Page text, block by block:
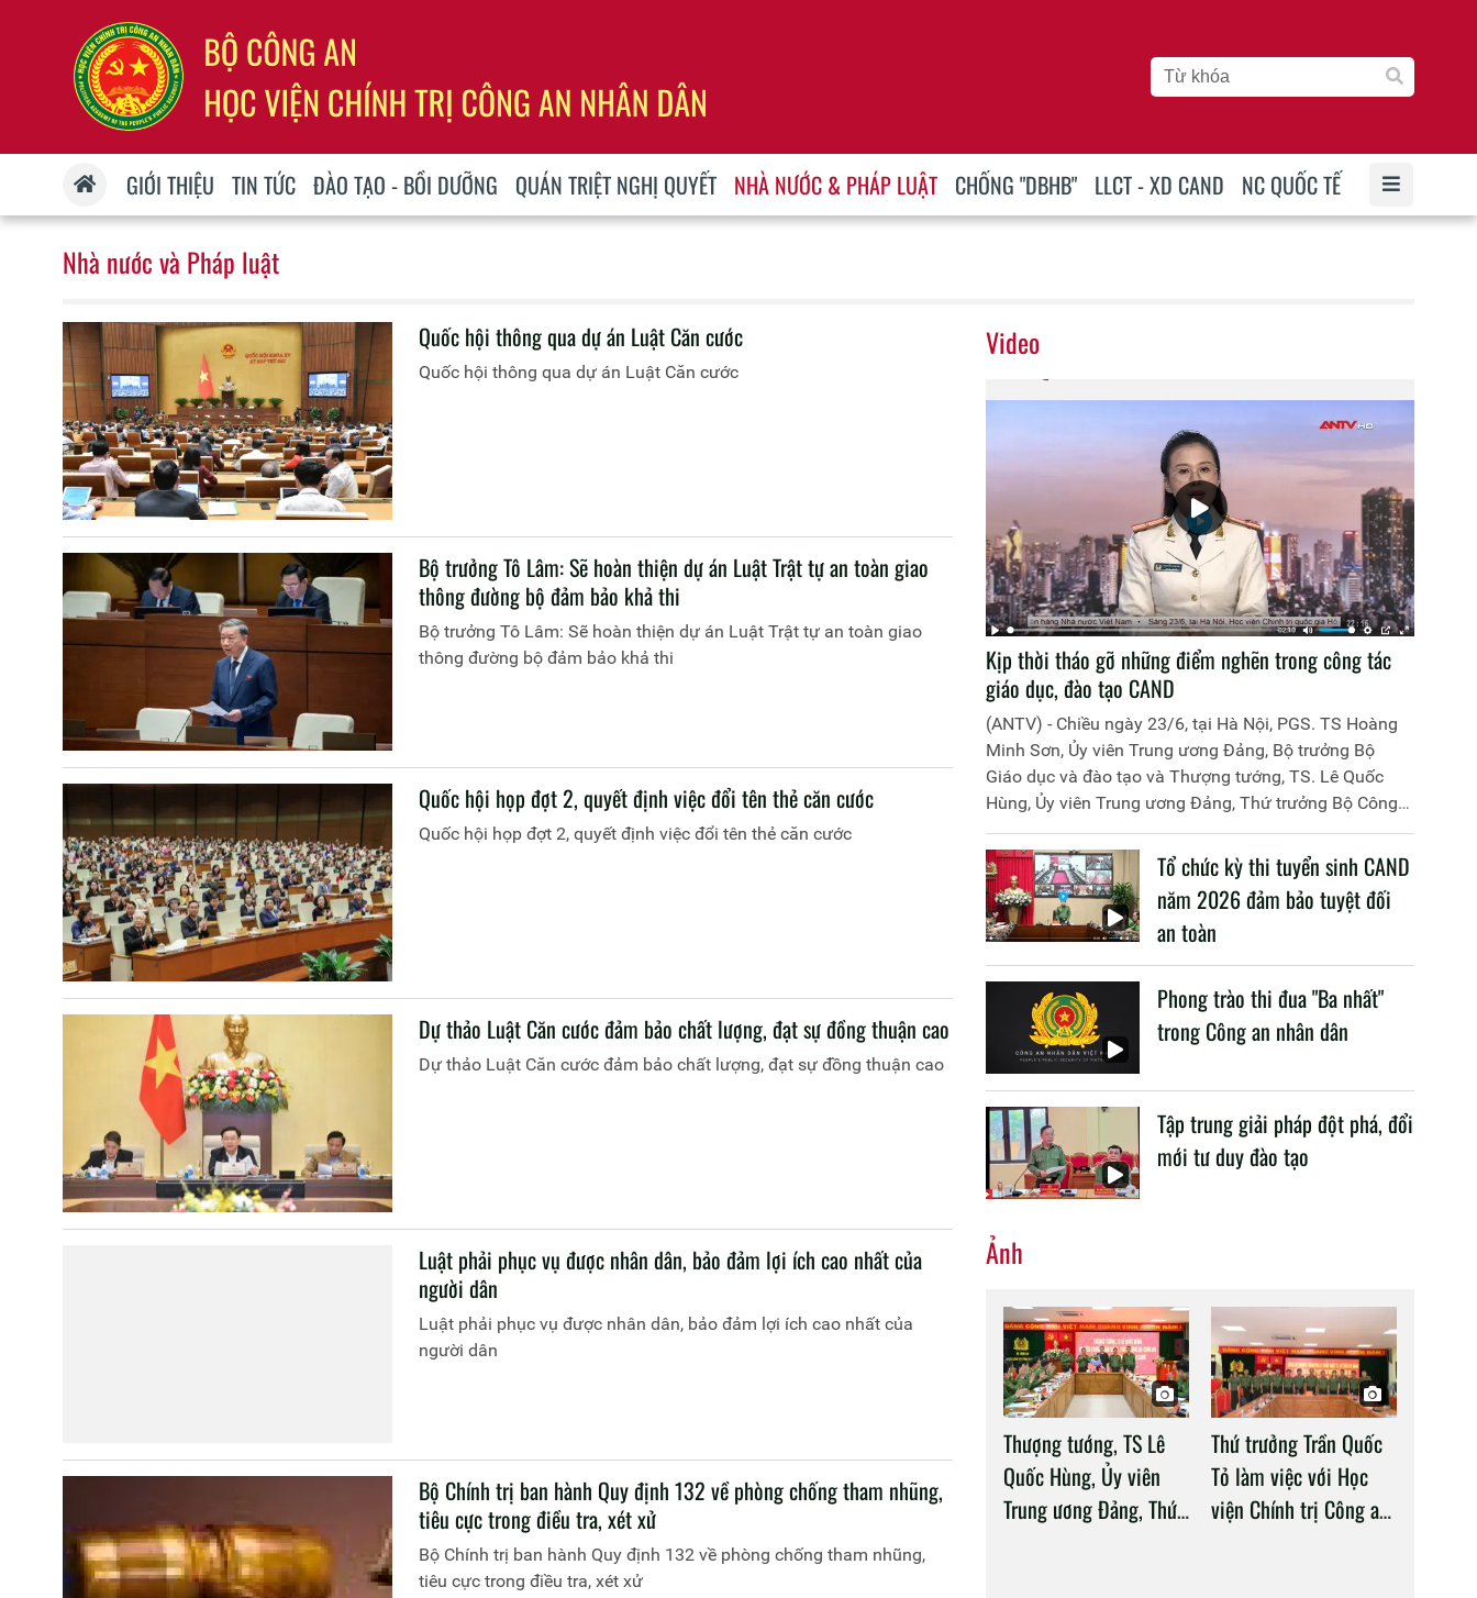
GIỚI THIỆU TIN TỨC ĐÀO TẠO - BỒI DƯỠNG QUÁN TRIỆT NGHỊ QUYẾT NHÀ NƯỚC & PHÁP LUẬT CHỐNG "DBHB" LLCT - XD CAND NC QUỐC TẾ
Nhà nước và Pháp luật
Quốc hội thông qua dự án Luật Căn cước
Quốc hội thông qua dự án Luật Căn cước
Bộ trưởng Tô Lâm: Sẽ hoàn thiện dự án Luật Trật tự an toàn giao
thông đường bộ đảm bảo khả thi
Bộ trưởng Tô Lâm: Sẽ hoàn thiện dự án Luật Trật tự an toàn giao
thông đường bộ đảm bảo khả thi
Quốc hội họp đợt 2, quyết định việc đổi tên thẻ căn cước
Quốc hội họp đợt 2, quyết định việc đổi tên thẻ căn cước
Dự thảo Luật Căn cước đảm bảo chất lượng, đạt sự đồng thuận cao
Dự thảo Luật Căn cước đảm bảo chất lượng, đạt sự đồng thuận cao
Luật phải phục vụ được nhân dân, bảo đảm lợi ích cao nhất của
người dân
Luật phải phục vụ được nhân dân, bảo đảm lợi ích cao nhất của
người dân
Bộ Chính trị ban hành Quy định 132 về phòng chống tham nhũng,
tiêu cực trong điều tra, xét xử
Bộ Chính trị ban hành Quy định 132 về phòng chống tham nhũng,
tiêu cực trong điều tra, xét xử
Video
Kịp thời tháo gỡ những điểm nghẽn trong công tác
giáo dục, đào tạo CAND
(ANTV) - Chiều ngày 23/6, tại Hà Nội, PGS. TS Hoàng
Minh Sơn, Ủy viên Trung ương Đảng, Bộ trưởng Bộ
Giáo dục và đào tạo và Thượng tướng, TS. Lê Quốc
Hùng, Ủy viên Trung ương Đảng, Thứ trưởng Bộ Công
an đã đồng chủ trì buổi làm việc với các đơn vị của 2
Bộ về một số nội dung liên quan đến công tác giáo dục
và đào tạo của lực lượng CAND.Tổ chức kỳ thi tuyển sinh CAND
năm 2026 đảm bảo tuyệt đối
an toàn
Phong trào thi đua "Ba nhất"
trong Công an nhân dân
Tập trung giải pháp đột phá, đổi
mới tư duy đào tạo
Ảnh
Thượng tướng, TS Lê
Quốc Hùng, Ủy viên
Trung ương Đảng, Thứ
Thứ trưởng Trần Quốc
Tỏ làm việc với Học
viện Chính trị Công an